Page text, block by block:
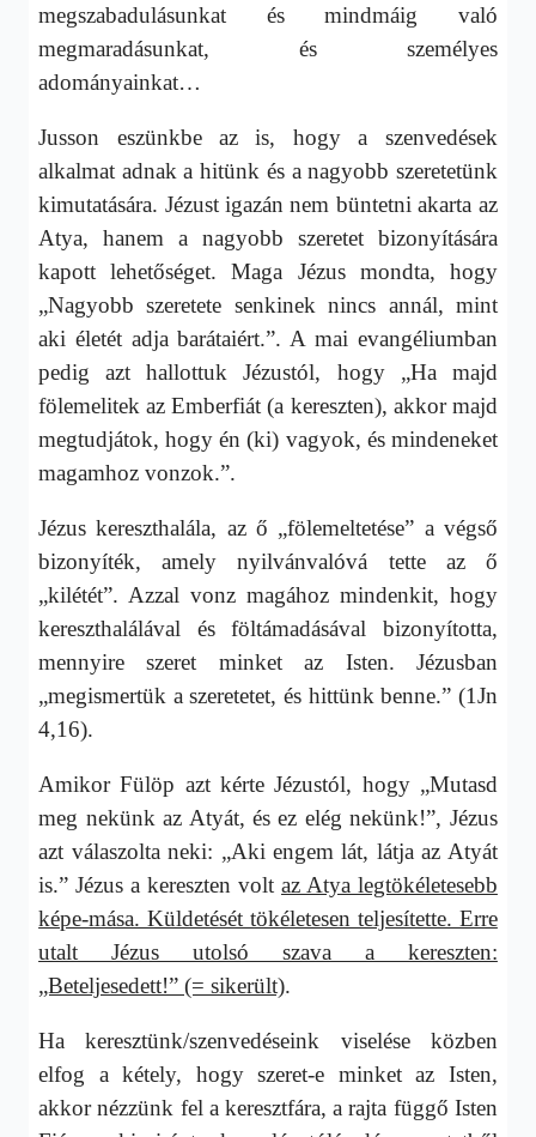
megszabadulásunkat és mindmáig való
megmaradásunkat, és személyes
adományainkat…
Jusson eszünkbe az is, hogy a szenvedések
alkalmat adnak a hitünk és a nagyobb szeretetünk
kimutatására. Jézust igazán nem büntetni akarta az
Atya, hanem a nagyobb szeretet bizonyítására
kapott lehetőséget. Maga Jézus mondta, hogy
„Nagyobb szeretete senkinek nincs annál, mint
aki életét adja barátaiért.”. A mai evangéliumban
pedig azt hallottuk Jézustól, hogy „Ha majd
fölemelitek az Emberfiát (a kereszten), akkor majd
megtudjátok, hogy én (ki) vagyok, és mindeneket
magamhoz vonzok.”.
Jézus kereszthalála, az ő „fölemeltetése” a végső
bizonyíték, amely nyilvánvalóvá tette az ő
„kilétét”. Azzal vonz magához mindenkit, hogy
kereszthalálával és föltámadásával bizonyította,
mennyire szeret minket az Isten. Jézusban
„megismertük a szeretetet, és hittünk benne.” (1Jn
4,16).
Amikor Fülöp azt kérte Jézustól, hogy „Mutasd
meg nekünk az Atyát, és ez elég nekünk!”, Jézus
azt válaszolta neki: „Aki engem lát, látja az Atyát
is.” Jézus a kereszten volt az Atya legtökéletesebb
képe-mása. Küldetését tökéletesen teljesítette. Erre
utalt Jézus utolsó szava a kereszten:
„Beteljesedett!” (= sikerült).
Ha keresztünk/szenvedéseink viselése közben
elfog a kétely, hogy szeret-e minket az Isten,
akkor nézzünk fel a keresztfára, a rajta függő Isten